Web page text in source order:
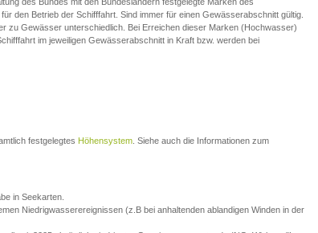
den Betrieb der Schifffahrt. Sind immer für einen Gewässerabschnitt gültig.
zu Gewässer unterschiedlich. Bei Erreichen dieser Marken (Hochwasser)
im jeweiligen Gewässerabschnitt in Kraft bzw. werden bei
festgelegtes Höhensystem . Siehe auch die Informationen zum
in Seekarten.
Niedrigwasserereignissen (z.B bei anhaltenden ablandigen Winden in der